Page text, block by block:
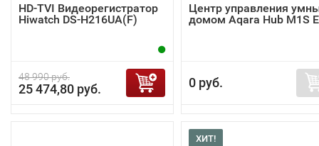
HD-TVI Видеорегистратор
Hiwatch DS-H216UA(F)
48 990 руб.
25 474,80 руб.
Центр управления
домом Aqara Hub M1S
0 руб.
ХИТ!